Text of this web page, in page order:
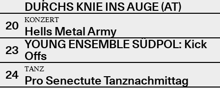
DURCHS KNIE INS AUGE (AT)
20
KONZERT
Hells Metal Army
23 YOUNG ENSEMBLE SÜDPOL: Kick
Offs
24
TANZ
Pro Senectute Tanznachmittag